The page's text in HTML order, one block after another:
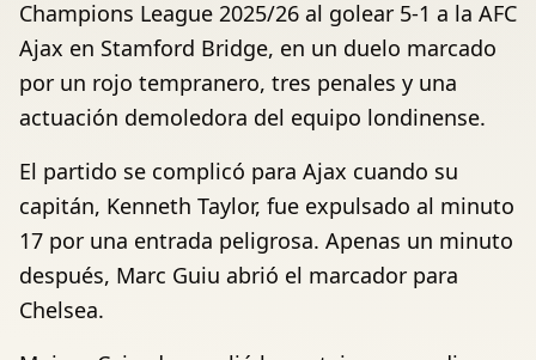
Champions League 2025/26 al golear 5-1 a la AFC
Ajax en Stamford Bridge, en un duelo marcado
por un rojo tempranero, tres penales y una
actuación demoledora del equipo londinense.
El partido se complicó para Ajax cuando su
capitán, Kenneth Taylor, fue expulsado al minuto
17 por una entrada peligrosa. Apenas un minuto
después, Marc Guiu abrió el marcador para
Chelsea.